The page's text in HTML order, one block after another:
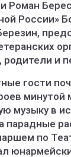
Роман
России»
родители и
гости
минутой
музыку в
парадные
по